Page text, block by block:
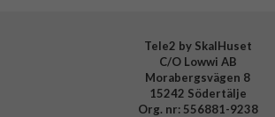
Tele2 by SkalHuset
C/O Lowwi AB
Morabergsvägen 8
15242 Södertälje
Org. nr: 556881-9238